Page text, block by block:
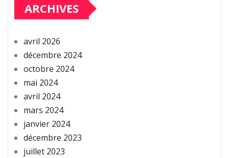
ARCHIVES
avril 2026
décembre 2024
octobre 2024
mai 2024
avril 2024
mars 2024
janvier 2024
décembre 2023
juillet 2023